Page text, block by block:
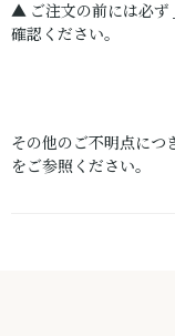
▲ ご注文の前には必ず
確認ください。
その他のご不明点につ
をご参照ください。